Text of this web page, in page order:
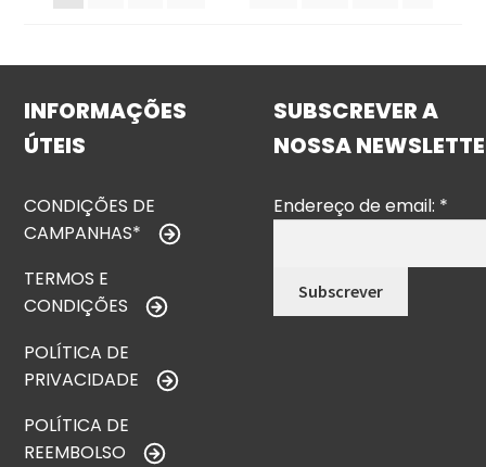
INFORMAÇÕES
ÚTEIS
CONDIÇÕES DE
CAMPANHAS*
TERMOS E
CONDIÇÕES
POLÍTICA DE
PRIVACIDADE
POLÍTICA DE
REEMBOLSO
SUBSCREVER A
NOSSA
Endereço de email: *